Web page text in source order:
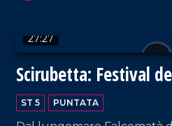
27:27
Scirubetta: Festival
Artigianale
ST 5 PUNTATA
VAI AL TITOLO